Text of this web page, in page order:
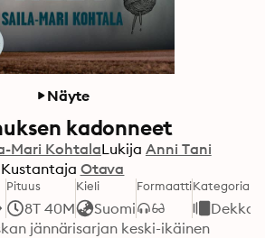
Näyte
kadonneet
Mari KohtalaLukija Anni Tani
Kustantaja Otava
Pituus
8T 40M
Kieli
Suomi
FormaattiKategoria
jännärisarjan keski-ikäinen